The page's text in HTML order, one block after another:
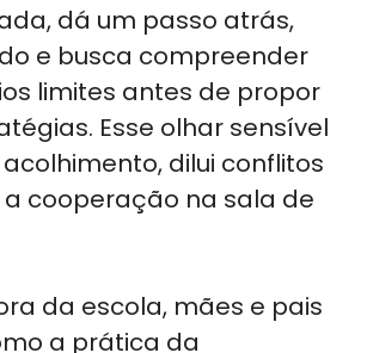
dá um passo atrás,
e busca compreender
limites antes de propor
Esse olhar sensível
dilui conflitos
cooperação na sala de
da escola, mães e pais
a prática da